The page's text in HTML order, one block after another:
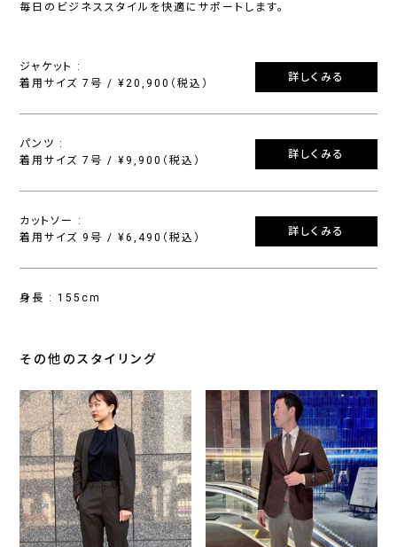
毎日のビジネススタイルを快適にサポートします。
ジャケット :
着用サイズ 7号 / ¥20,900（税込）
詳しくみる
パンツ :
着用サイズ 7号 / ¥9,900（税込）
詳しくみる
カットソー :
着用サイズ 9号 / ¥6,490（税込）
詳しくみる
身長 : 155cm
その他のスタイリング